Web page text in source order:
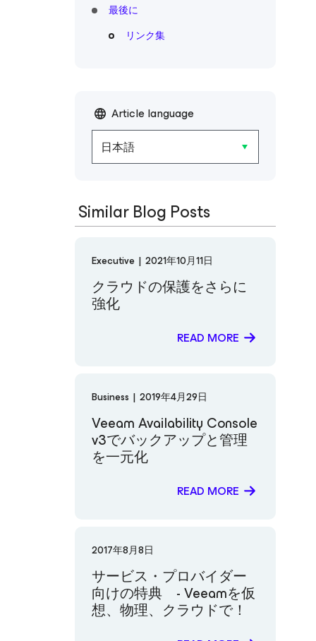
最後に
リンク集
Article language
日本語
Similar Blog Posts
Executive | 2021年10月11日
クラウドの保護をさらに
強化
READ MORE
Business | 2019年4月29日
Veeam Availability Console
v3でバックアップと管理
を一元化
READ MORE
2017年8月8日
サービス・プロバイダー
向けの特典 - Veeamを仮
想、物理、クラウドで！